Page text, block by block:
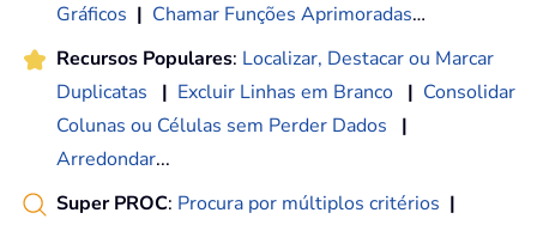
Gráficos | Chamar Funções Aprimoradas…
Recursos Populares: Localizar, Destacar ou Marcar
Duplicatas
| Excluir Linhas em Branco | Consolidar
Colunas ou Células sem Perder Dados
|
Arredondar...
Super PROC: Procura por múltiplos critérios |